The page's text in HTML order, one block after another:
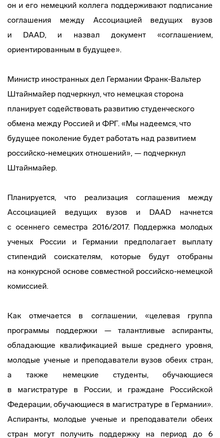
он и его немецкий коллега поддерживают подписание
соглашения между Ассоциацией ведущих вузов
и DAAD, и назвал документ «соглашением,
ориентированным в будущее».
Министр иностранных дел Германии Франк-Вальтер
Штайнмайер подчеркнул, что немецкая сторона
планирует содействовать развитию студенческого
обмена между Россией и ФРГ. «Мы надеемся, что
будущее поколение будет работать над развитием
российско-немецких отношений», — подчеркнул
Штайнмайер.
Планируется, что реализация соглашения между
Ассоциацией ведущих вузов и DAAD начнется
с осеннего семестра 2016/2017. Поддержка молодых
ученых России и Германии предполагает выплату
стипендий соискателям, которые будут отобраны
на конкурсной основе совместной российско-немецкой
комиссией.
Как отмечается в соглашении, «целевая группа
программы поддержки — талантливые аспиранты,
обладающие квалификацией выше среднего уровня,
молодые ученые и преподаватели вузов обеих стран,
а также немецкие студенты, обучающиеся
в магистратуре в России, и граждане Российской
Федерации, обучающиеся в магистратуре в Германии».
Аспиранты, молодые ученые и преподаватели обеих
стран могут получить поддержку на период до 6